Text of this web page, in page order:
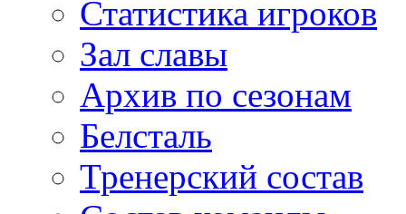
Статистика игроков
Зал славы
Архив по сезонам
Белсталь
Тренерский состав